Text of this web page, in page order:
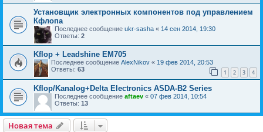
Установщик электронных компонентов под управлением
Кфлопа
Последнее сообщение ukr-sasha « 14 сен 2014, 19:30
Ответы: 2
Kflop + Leadshine EM705
Последнее сообщение AlexNikov « 19 фев 2014, 20:53
Ответы: 63 1 2 3 4
Kflop/Kanalog+Delta Electronics ASDA-B2 Series
Последнее сообщение aftaev « 07 фев 2014, 10:54
Ответы: 13
Новая тема